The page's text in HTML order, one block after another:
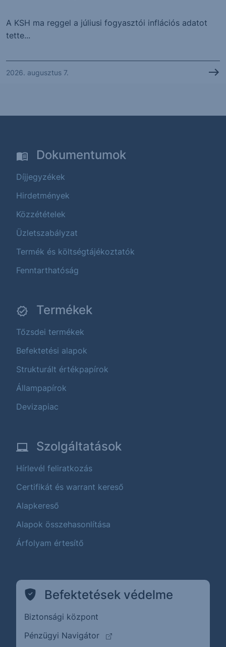
A KSH ma reggel a júliusi fogyasztói inflációs adatot
tette...
2026. augusztus 7.
Dokumentumok
Díjjegyzékek
Hirdetmények
Közzétételek
Üzletszabályzat
Termék és költségtájékoztatók
Fenntarthatóság
Termékek
Tőzsdei termékek
Befektetési alapok
Strukturált értékpapírok
Állampapírok
Devizapiac
Szolgáltatások
Hírlevél feliratkozás
Certifikát és warrant kereső
Alapkereső
Alapok összehasonlítása
Árfolyam értesítő
Befektetések védelme
Biztonsági központ
Pénzügyi Navigátor
(külső oldalra ugrik)